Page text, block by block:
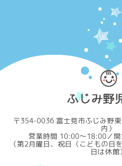
〒354-0036 富士見市ふじみ野
内）
営業時間 10:00～18:00／
（第2月曜日、祝日（こどもの
日は休館）